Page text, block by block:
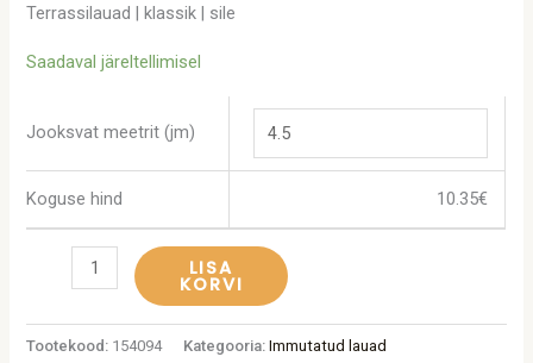
Terrassilauad | klassik | sile
Saadaval järeltellimisel
Jooksvat meetrit (jm)
Koguse hind 10.35€
LISA
KORVI
Tootekood: 154094 Kategooria:Immutatud lauad